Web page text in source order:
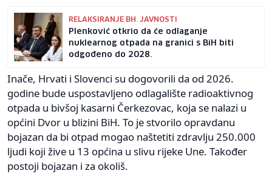
RELAKSIRANJE BH. JAVNOSTI
Plenković otkrio da će odlaganje
nuklearnog otpada na granici s BiH biti
odgođeno do 2028.
Inače, Hrvati i Slovenci su dogovorili da od 2026.
godine bude uspostavljeno odlagalište radioaktivnog
otpada u bivšoj kasarni Čerkezovac, koja se nalazi u
općini Dvor u blizini BiH. To je stvorilo opravdanu
bojazan da bi otpad mogao naštetiti zdravlju 250.000
ljudi koji žive u 13 općina u slivu rijeke Une. Također
postoji bojazan i za okoliš.